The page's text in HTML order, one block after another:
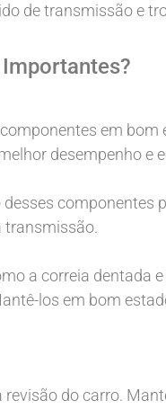
de transmissão e
em
desempenho e
componentes
transmissão.
a correia dentada
los em bom
do carro.